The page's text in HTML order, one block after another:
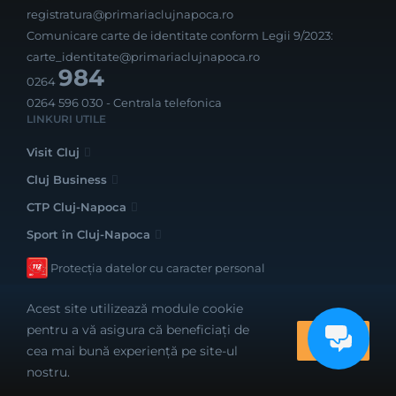
registratura@primariaclujnapoca.ro
Comunicare carte de identitate conform Legii 9/2023:
carte_identitate@primariaclujnapoca.ro
0264984
0264 596 030 - Centrala telefonica
LINKURI UTILE
Visit Cluj
Cluj Business
CTP Cluj-Napoca
Sport în Cluj-Napoca
Protecția datelor cu caracter personal
Realizat cu bune intenții de către
Acest site utilizează module cookie
pentru a vă asigura că beneficiați de
cea mai bună experiență pe site-ul
nostru.
OK